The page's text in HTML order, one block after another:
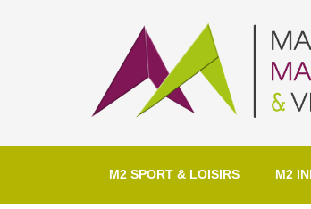
M2 SPORT & LOISIRS M2